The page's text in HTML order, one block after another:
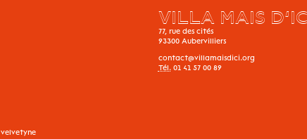
VILLA MAIS
77, rue des cités
93300 Aubervilliers
contact@villamaisdici.org
Tél. 01 41 57 00 89
velvetyne